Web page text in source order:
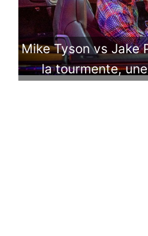
Mike Tyson vs Jake
la tourmente,